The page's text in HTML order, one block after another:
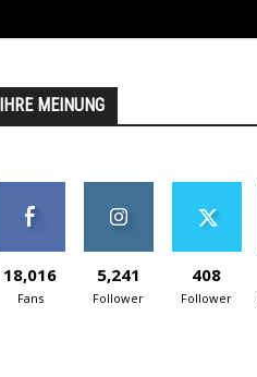
IHRE MEINUNG
18,016
Fans
5,241
Follower
408
Follower